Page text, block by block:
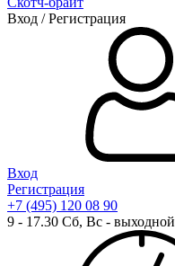
Вход / Регистрация
Вход
Регистрация
+7 (495) 120 08 90
9 - 17.30 Сб, Вс - выходной